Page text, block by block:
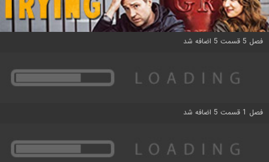
فصل 5 قسمت 5 اضافه شد
فصل 1 قسمت 5 اضافه شد